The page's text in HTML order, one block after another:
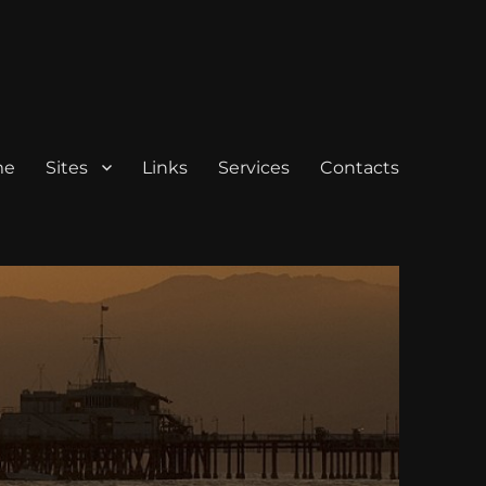
Sites Links Services Contacts